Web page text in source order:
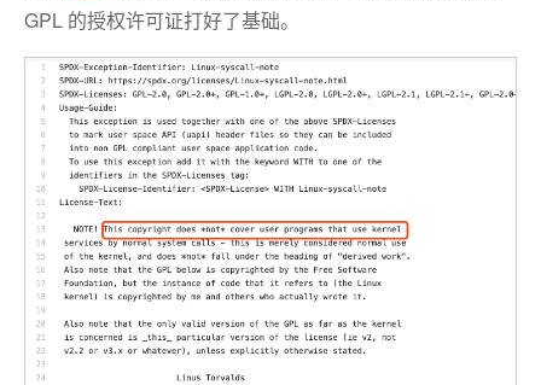
GPL 的授权许可证打好了基础。